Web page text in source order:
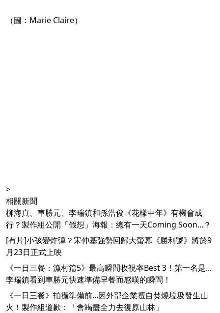
（圖：Marie Claire）
>
相關新聞
柳海真、車勝元、李瑞鎮和孫浩俊《花樣中年》有機會成
行？製作組公開「假想」海報：總有一天Coming Soon...？
[有片]小孩變炸彈？宋仲基強勢回歸大螢幕《勝利號》將於9
月23日正式上映
《一日三餐：漁村篇5》最高瞬間收視率Best 3！第一名是...
李瑞鎮看到車勝元快速準備早餐而感嘆的瞬間！
《一日三餐》拍攝準備前...因外部企業擅自焚燒垃圾發生山
火！製作組道歉：「會竭盡全力去復原山林」